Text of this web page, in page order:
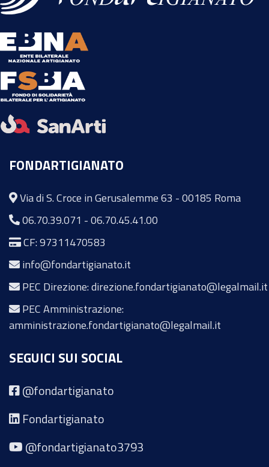
FONDARTIGIANATO
Via di S. Croce in Gerusalemme 63 - 00185 Roma
06.70.39.071 -06.70.45.41.00
CF: 97311470583
info@fondartigianato.it
PEC Direzione: direzione.fondartigianato@legalmail.it
PEC Amministrazione:
amministrazione.fondartigianato@legalmail.it
SEGUICI SUI SOCIAL
@fondartigianato
Fondartigianato
@fondartigianato3793